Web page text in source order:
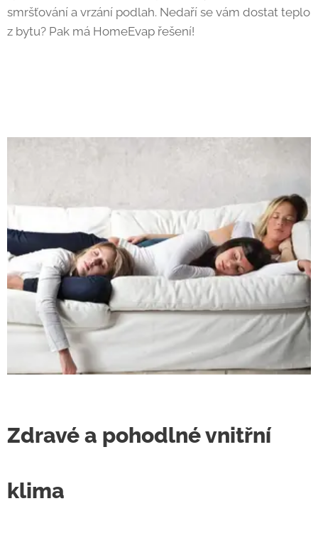
smršťování a vrzání podlah. Nedaří se vám dostat teplo
z bytu? Pak má HomeEvap řešení!
Zdravé a pohodlné vnitřní
klima